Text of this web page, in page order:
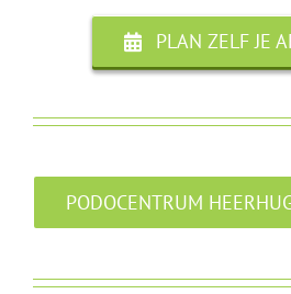
PLAN ZELF JE
PODOCENTRUM